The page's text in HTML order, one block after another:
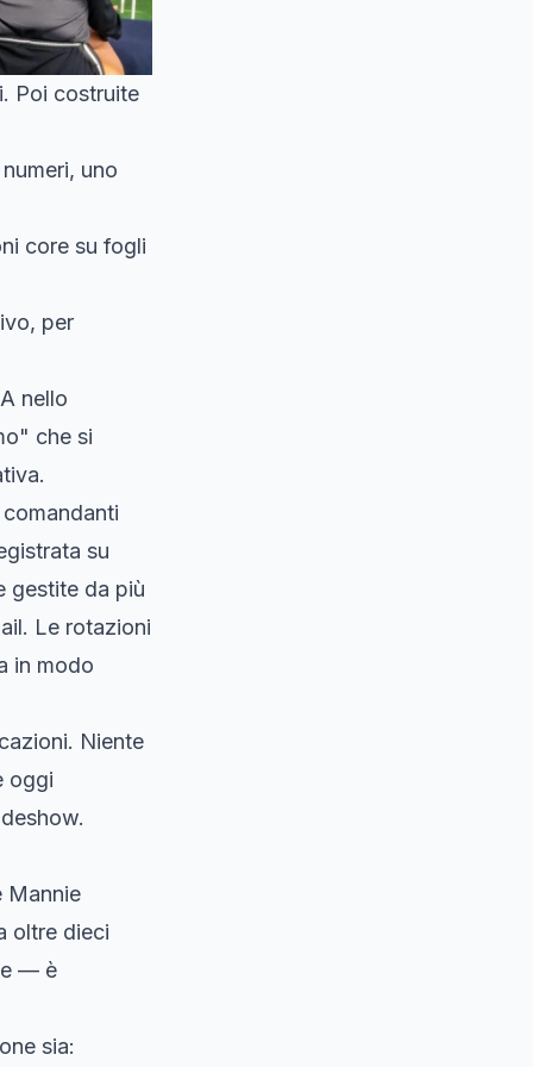
Poi costruite
uno
core su fogli
per
nello
che si
su
gestite da più
Le rotazioni
in modo
Niente
oggi
Mannie
oltre dieci
— è
sia: